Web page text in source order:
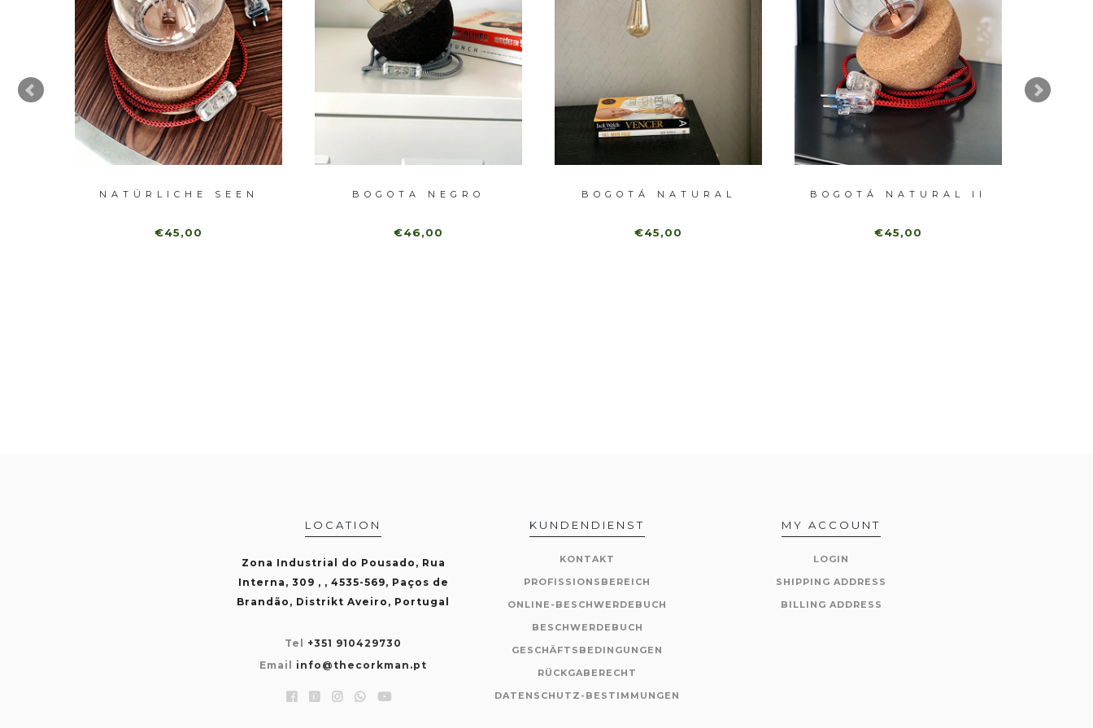
NATÜRLICHE SEEN
€45,00
BOGOTA NEGRO
€46,00
BOGOTÁ NATURAL
€45,00
BOGOTÁ NATURAL II
€45,00
LOCATION
Zona Industrial do Pousado, Rua
Interna, 309 , , 4535-569, Paços de
Brandão, Distrikt Aveiro, Portugal
Tel +351 910429730
Email info@thecorkman.pt
KUNDENDIENST
KONTAKT
PROFISSIONSBEREICH
ONLINE-BESCHWERDEBUCH
BESCHWERDEBUCH
GESCHÄFTSBEDINGUNGEN
RÜCKGABERECHT
DATENSCHUTZ-BESTIMMUNGEN
MY ACCOUNT
LOGIN
SHIPPING ADDRESS
BILLING ADDRESS